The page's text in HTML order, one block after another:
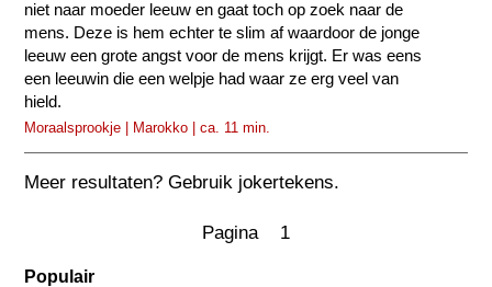
niet naar moeder leeuw en gaat toch op zoek naar de
mens. Deze is hem echter te slim af waardoor de jonge
leeuw een grote angst voor de mens krijgt. Er was eens
een leeuwin die een welpje had waar ze erg veel van
hield.
Moraalsprookje | Marokko | ca. 11 min.
Meer resultaten? Gebruik jokertekens.
Pagina 1
Populair